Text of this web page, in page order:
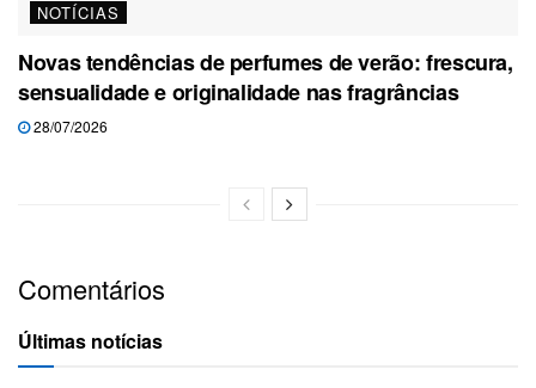
NOTÍCIAS
Novas tendências de perfumes de verão: frescura,
sensualidade e originalidade nas fragrâncias
28/07/2026
Comentários
Últimas notícias